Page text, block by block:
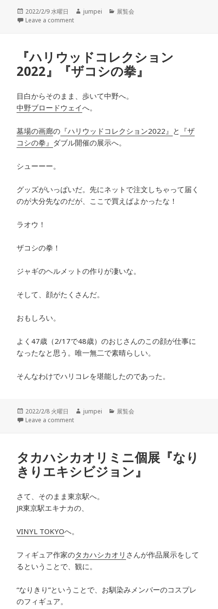
投
稿
2022/2/9 水曜日
作
jumpei
カ
展覧会
Leave a comment
『ハリウッドコレクション
2022』『ザコシの拳』
目白からそのまま、歩いて中野へ。
中野ブロードウェイへ。
墓場の画廊の 『ハリウッドコレクション2022』 と 『ザ
コシの拳』 ダブル開催の展示へ。
シューーー。
グッズがいっぱいだ。先にネットで注文しちゃって届く
のが大分先なのだが、ここで買えばよかったな！
ラオウ！
ザコシの拳！
ジャギのヘルメットの作りが凄いな。
そして、顔がたくさんだ。
おもしろい。
よく47歳（2/17で48歳）のおじさんのこの顔が仕事に
なったなと思う。唯一無二で素晴らしい。
そんなわけでハリコレを堪能したのであった。
投
稿
2022/2/8 火曜日
作
jumpei
カ
展覧会
Leave a comment
タカハシカオリミニ個展『なり
きりエキシビジョン』
さて、そのまま東京駅へ。
JR東京駅エキナカの、
VINYL TOKYOへ。
フィギュア作家のタカハシカオリ さんが作品展示をして
るということで、観に。
“なりきり”ということで、お馴染みメンバーのコスプレ
のフィギュア。